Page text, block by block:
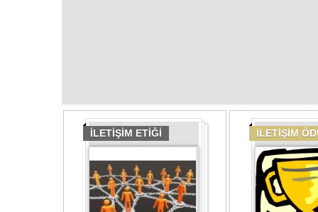
İLETİŞİM ETİĞİ İLETİŞİM